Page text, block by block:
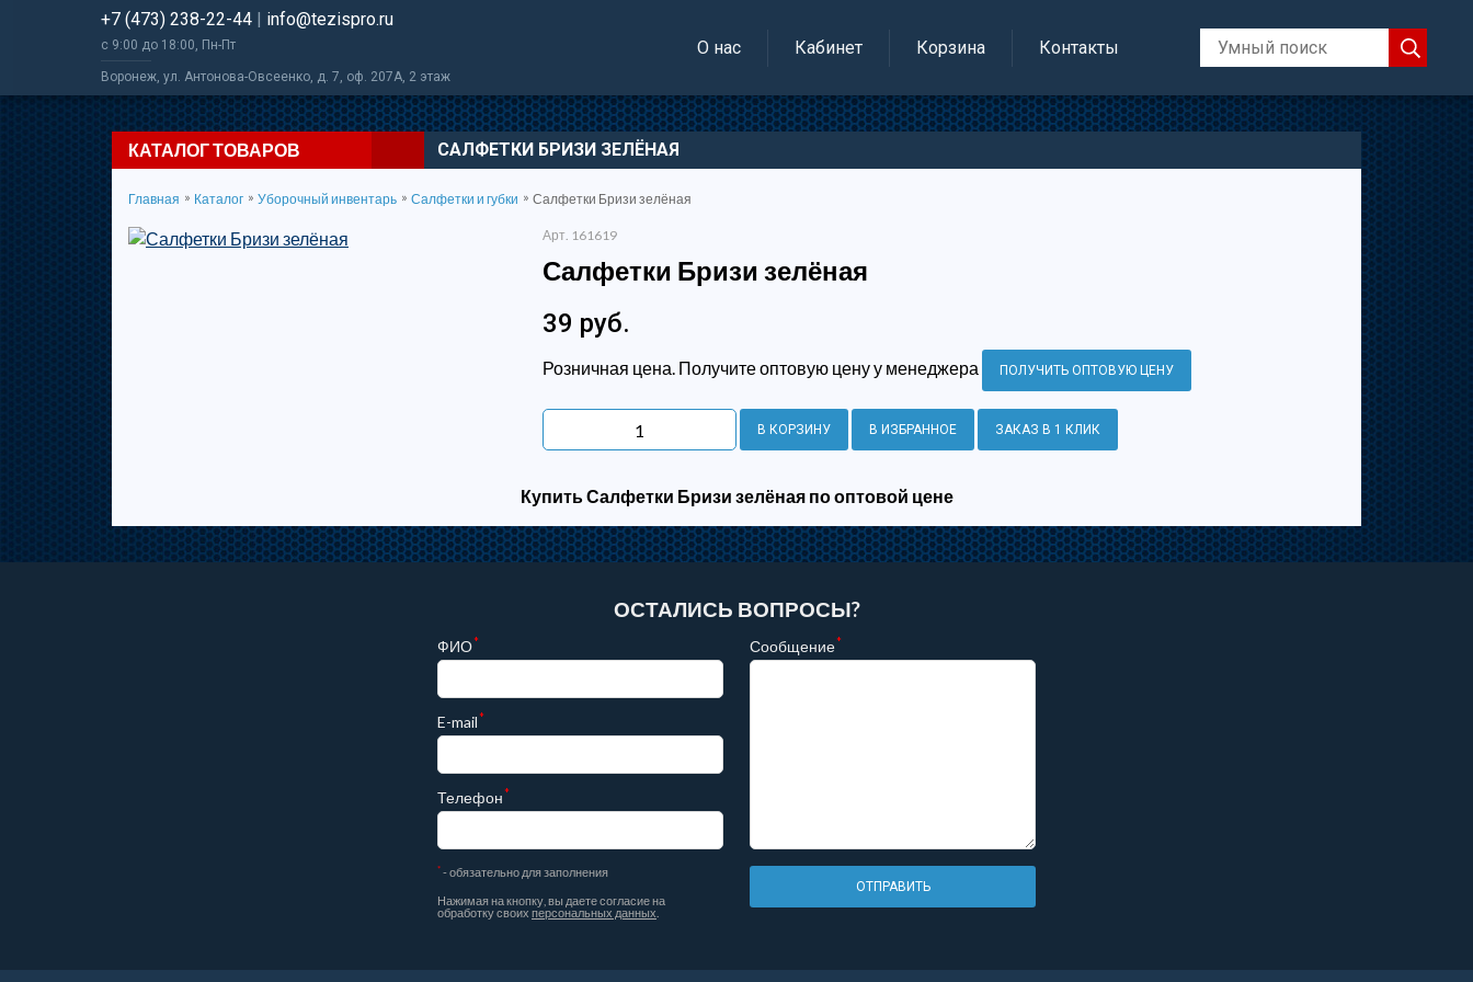
+7 (473) 238-22-44 | info@tezispro.ru
с 9:00 до 18:00, Пн-Пт
Воронеж, ул. Антонова-Овсеенко, д. 7, оф. 207А, 2 этаж
О нас Кабинет Корзина Контакты
КАТАЛОГ ТОВАРОВ САЛФЕТКИ БРИЗИ ЗЕЛЁНАЯ
Главная » Каталог » Уборочный инвентарь » Салфетки и губки » Салфетки Бризи зелёная
Арт. 161619
Салфетки Бризи зелёная
39 руб.
Розничная цена. Получите оптовую цену у менеджера ПОЛУЧИТЬ ОПТОВУЮ ЦЕНУ
В КОРЗИНУ В ИЗБРАННОЕ ЗАКАЗ В 1 КЛИК
Купить Салфетки Бризи зелёная по оптовой цене
ОСТАЛИСЬ ВОПРОСЫ?
ФИО*
E-mail *
Телефон *
Сообщение*
* - обязательно для заполнения
Нажимая на кнопку, вы даете согласие на
обработку своих персональных данных
ОТПРАВИТЬ